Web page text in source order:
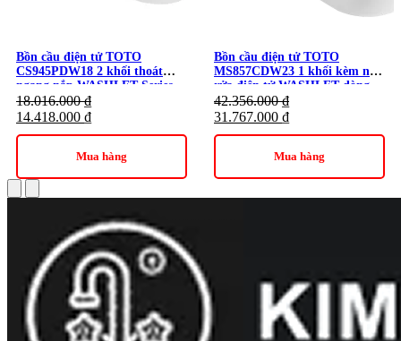
Bồn cầu điện tử TOTO
CS945PDW18 2 khối thoát
ngang nắp WASHLET Series
C2 – TCF23710AAA
18.016.000₫
14.418.000 ₫
Mua hàng
Bồn cầu điện tử TOTO
MS857CDW23 1 khối kèm nắp
rửa điện tử WASHLET dòng
S7 – TCF47360GAA
42.356.000₫
31.767.000 ₫
Mua hàng